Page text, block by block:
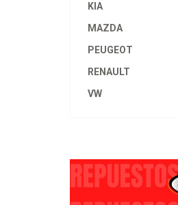
KIA
MAZDA
PEUGEOT
RENAULT
VW